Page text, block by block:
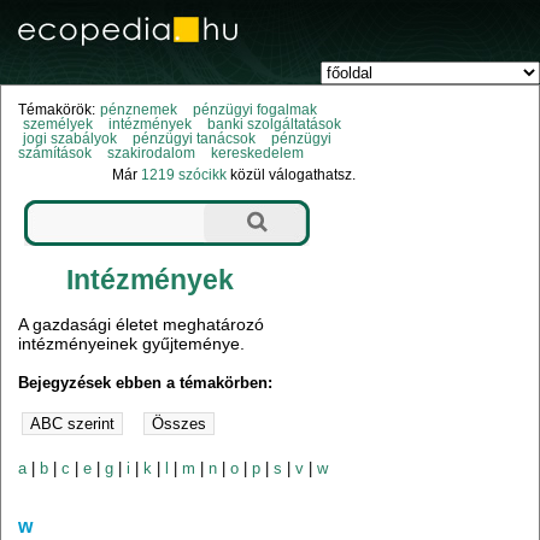
Témakörök: pénznemek
pénzügyi fogalmak
személyek
intézmények
banki szolgáltatások
jogi szabályok
pénzügyi tanácsok
pénzügyi
számítások
szakirodalom
kereskedelem
Már 1219 szócikk közül válogathatsz.
Intézmények
A gazdasági életet meghatározó
intézményeinek gyűjteménye.
Bejegyzések ebben a témakörben:
a| b |c |e |g |i k |m |n |o |p |s |v |w
w